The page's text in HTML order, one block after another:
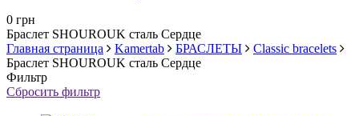
0 грн
Браслет SHOUROUK сталь Сердце
Главная страница
Kamertab БРАСЛЕТЫ
Classic bracelets
Браслет SHOUROUK сталь Сердце
Фильтр
Сбросить фильтр